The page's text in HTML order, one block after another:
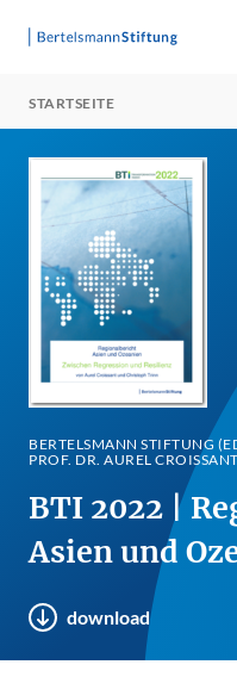
STARTSEITE
BERTELSMANN STIFTUNG
PROF. DR. AUREL
BTI 2022 |
Asien und
download